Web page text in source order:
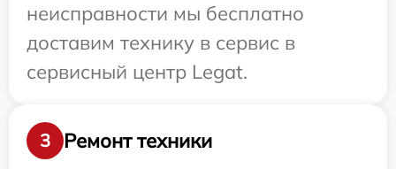
неисправности мы бесплатно
доставим технику в сервис в
сервисный центр Legat.
3
Ремонт техники